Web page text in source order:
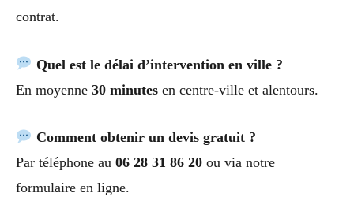
contrat.
Quel est le délai d’intervention en ville ?
En moyenne 30 minutes en centre-ville et alentours.
Comment obtenir un devis gratuit ?
Par téléphone au 06 28 31 86 20 ou via notre
formulaire en ligne.